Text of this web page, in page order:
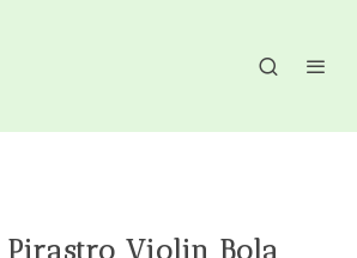
Pirastro Violin Bola